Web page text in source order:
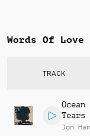
Words Of Love
TRACK
Ocean
Tears
Jon